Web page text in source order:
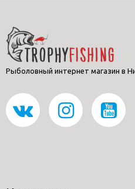
Рыболовный интернет магазин в